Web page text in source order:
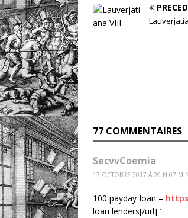
77 COMMENTAIRES
SecvvCoemia
17 OCTOBRE 2017 Á 20 H 07
100 payday loan –
loan lenders[/url] ’